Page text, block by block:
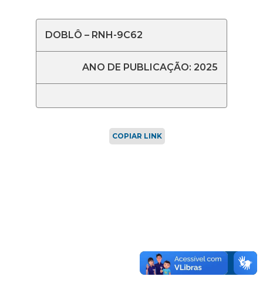
DOBLÔ – RNH-9C62
ANO DE PUBLICAÇÃO: 2025
COPIAR LINK